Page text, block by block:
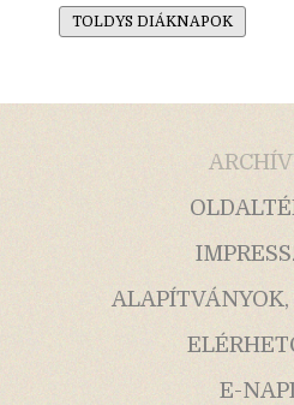
TOLDYS DIÁKNAPOK
ALAPÍTVÁNYOK,
E-